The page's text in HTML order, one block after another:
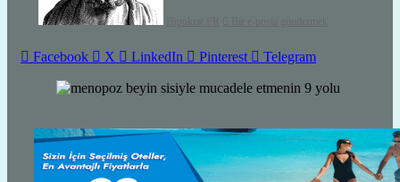
Facebook X LinkedIn Pinterest Telegram